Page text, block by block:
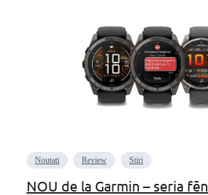
Noutati Review Stiri
NOU de la Garmin – seria